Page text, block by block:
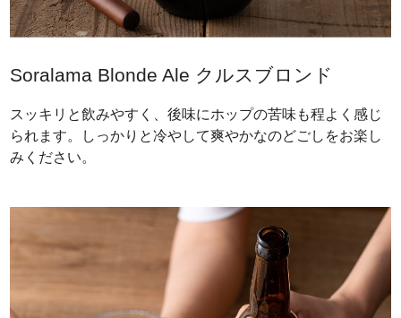
Soralama Blonde Ale クルスブロンド
スッキリと飲みやすく、後味にホップの苦味も程よく感じ
られます。しっかりと冷やして爽やかなのどごしをお楽し
みください。